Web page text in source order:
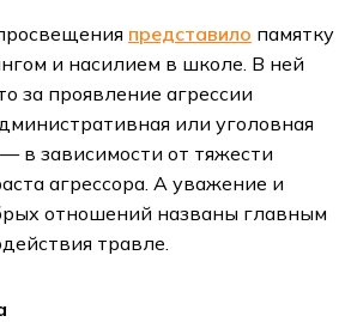
представило памятку
и насилием в школе. В ней
за проявление агрессии
или уголовная
в зависимости от тяжести
агрессора. А уважение и
отношений названы главным
травле.